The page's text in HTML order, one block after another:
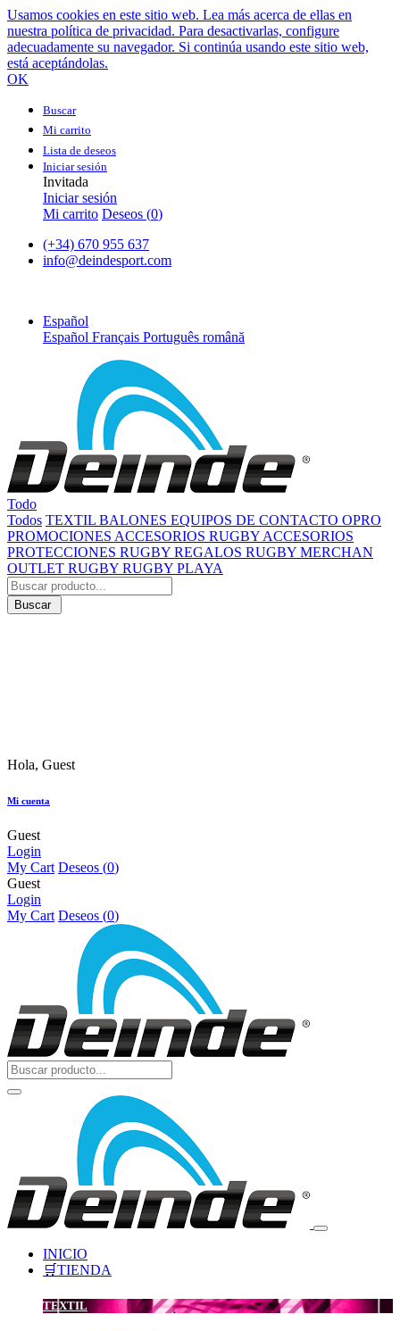
Usamos cookies en este sitio web. Lea más acerca de ellas en
nuestra política de privacidad. Para desactivarlas, configure
adecuadamente su navegador. Si continúa usando este sitio web,
está aceptándolas.
OK
Buscar
Mi carrito
Lista de deseos
Iniciar sesión
Invitada
Iniciar sesión
Mi carrito Deseos (0)
(+34) 670 955 637
info@deindesport.com
Español
Español Français Português română
Todo
Todos TEXTIL BALONES EQUIPOS DE CONTACTO OPRO
PROMOCIONES ACCESORIOS RUGBY ACCESORIOS
PROTECCIONES RUGBY REGALOS RUGBY MERCHAN
OUTLET RUGBY RUGBY PLAYA
Buscar
Hola, Guest
Mi cuenta
Guest
Login
My Cart Deseos (0)
Guest
Login
My Cart Deseos (0)
INICIO
🛒TIENDA
TEXTIL